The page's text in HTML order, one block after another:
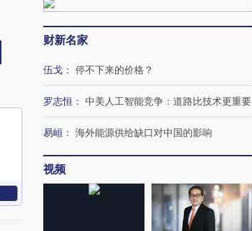
财新名家
伍戈 ： 停不下来的价格？
罗志恒 ： 中美人工智能竞争：道路比技术更重要
易峘 ： 海外能源供给缺口对中国的影响
视频